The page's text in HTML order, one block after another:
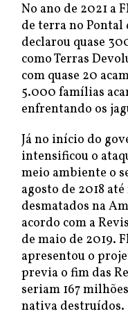
No ano de 2021 a
de terra no Pontal
declarou quase
como Terras
com quase 20
5.000 famílias
enfrentando os
Já no início do
intensificou o
meio ambiente o
agosto de 2018
desmatados na
acordo com a
de maio de 2019.
apresentou o
previa o fim das
seriam 167
nativa destruídos.